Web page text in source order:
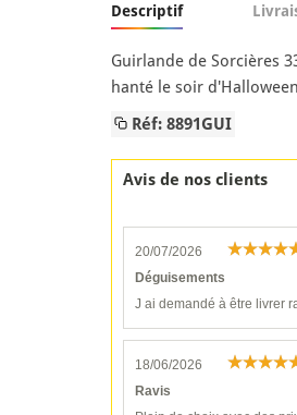
Descriptif
Guirlande de Sorcières
hanté le soir
Réf: 8891GUI
Avis de nos clients
20/07/2026
Déguisements
J ai demandé à être livrer
18/06/2026
Ravis